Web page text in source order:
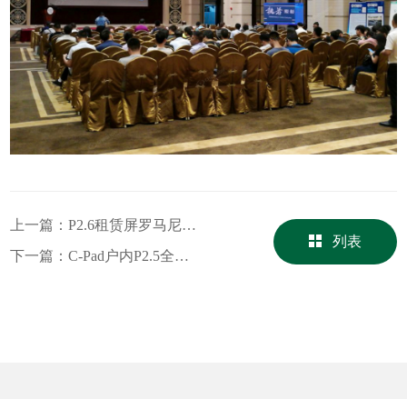
上一篇：P2.6租赁屏罗马尼亚某歌剧院项目
下一篇：C-Pad户内P2.5全息舞台屏云南某地项目
列表